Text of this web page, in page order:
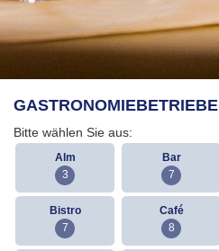
GASTRONOMIEBETRIEBE
Bitte wählen Sie aus:
Alm
3
Bar
7
Bistro
7
Café
8